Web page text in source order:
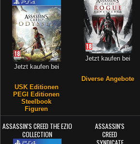
Jetzt kaufen bei
USK Editionen
PEGI Editionen
Steelbook
Figuren
Jetzt kaufen bei
Diverse Angebote
ASSASSIN'S CREED THE EZIO
COLLECTION
ASSASSIN'S
CREED